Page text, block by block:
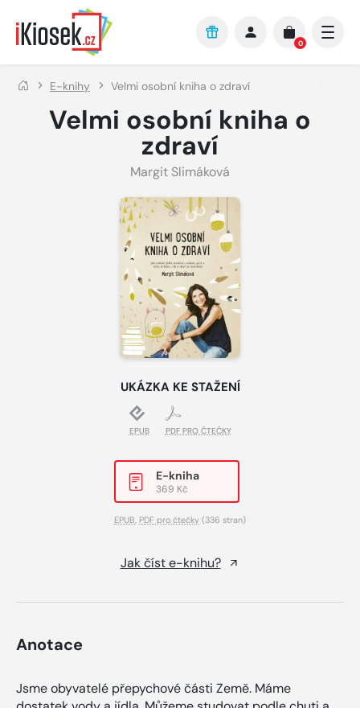
Přejít na hlavní obsah
0
E-knihy Velmi osobní kniha o zdraví
Velmi osobní kniha o
zdraví
Margit Slimáková
UKÁZKA KE STAŽENÍ
EPUB PDF PRO ČTEČKY
E-kniha
369 Kč
EPUB, PDF pro čtečky (336 stran)
Jak číst e-knihu?
Anotace
Jsme obyvatelé přepychové části Země. Máme